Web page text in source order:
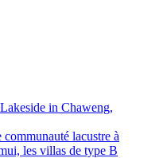
lacustre à
les villas de type B